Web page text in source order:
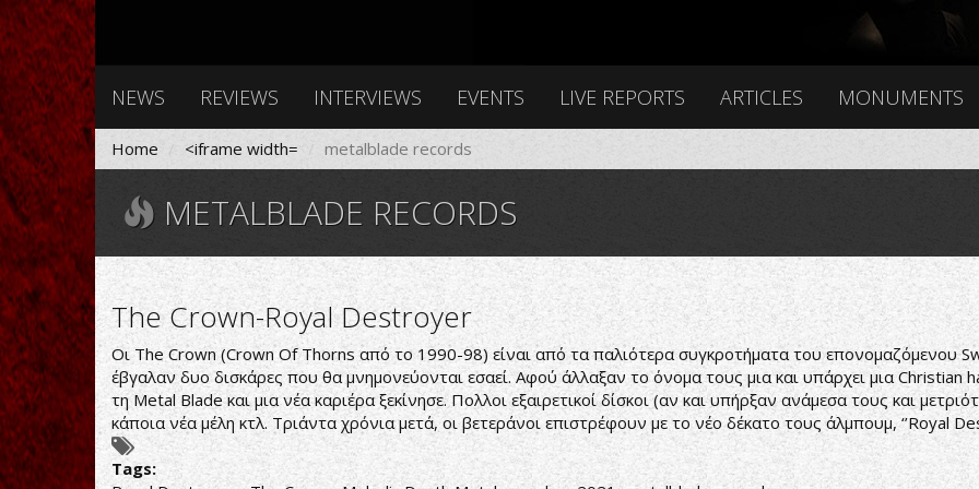
NEWS REVIEWS INTERVIEWS EVENTS LIVE REPORTS ARTICLES MONUMENTS
Home <iframe width= metalblade records
METALBLADE RECORDS
The Crown-Royal Destroyer
Οι The Crown (Crown Of Thorns από το 1990-98) είναι από τα παλιότερα συγκροτήματα του επονομαζόμενου
έβγαλαν δυο δισκάρες που θα μνημονεύονται εσαεί. Αφού άλλαξαν το όνομα τους μια και υπάρχει μια
τη Metal Blade και μια νέα καριέρα ξεκίνησε. Πολλοι εξαιρετικοί δίσκοι (αν και υπήρξαν ανάμεσα τους και
κάποια νέα μέλη κτλ. Τριάντα χρόνια μετά, οι βετεράνοι επιστρέφουν με το νέο δέκατο τους άλμπουμ, ‘’Royal
Tags: